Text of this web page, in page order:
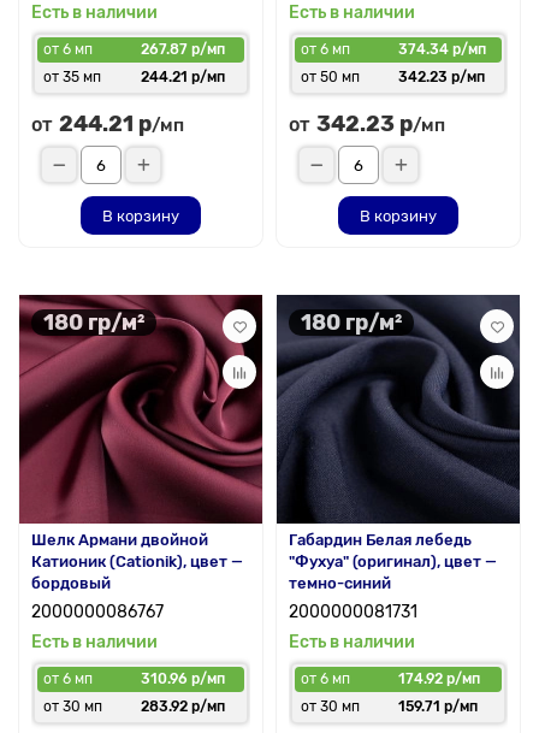
Есть в наличии
от 6 мп
267.87 р/мп
от 35 мп
244.21 р/мп
от 244.21 р/мп
В корзину
Есть в наличии
от 6 мп
374.34 р/мп
от 50 мп
342.23 р/мп
от 342.23 р/мп
В корзину
180 гр/м²
Шелк Армани двойной
Катионик (Cationik), цвет —
бордовый
2000000086767
Есть в наличии
от 6 мп
310.96 р/мп
от 30 мп
283.92 р/мп
180 гр/м²
Габардин Белая лебедь
"Фухуа" (оригинал), цвет —
темно-синий
2000000081731
Есть в наличии
от 6 мп
174.92 р/мп
от 30 мп
159.71 р/мп